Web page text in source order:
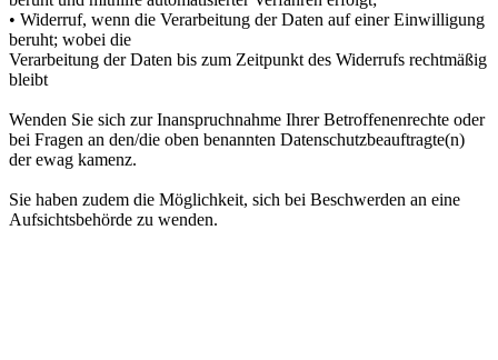
• Widerruf, wenn die Verarbeitung der Daten auf einer Einwilligung
beruht; wobei die
Verarbeitung der Daten bis zum Zeitpunkt des Widerrufs rechtmäßig
bleibt
Wenden Sie sich zur Inanspruchnahme Ihrer Betroffenenrechte oder
bei Fragen an den/die oben benannten Datenschutzbeauftragte(n)
der ewag kamenz.
Sie haben zudem die Möglichkeit, sich bei Beschwerden an eine
Aufsichtsbehörde zu wenden.